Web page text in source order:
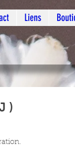
Liens
)